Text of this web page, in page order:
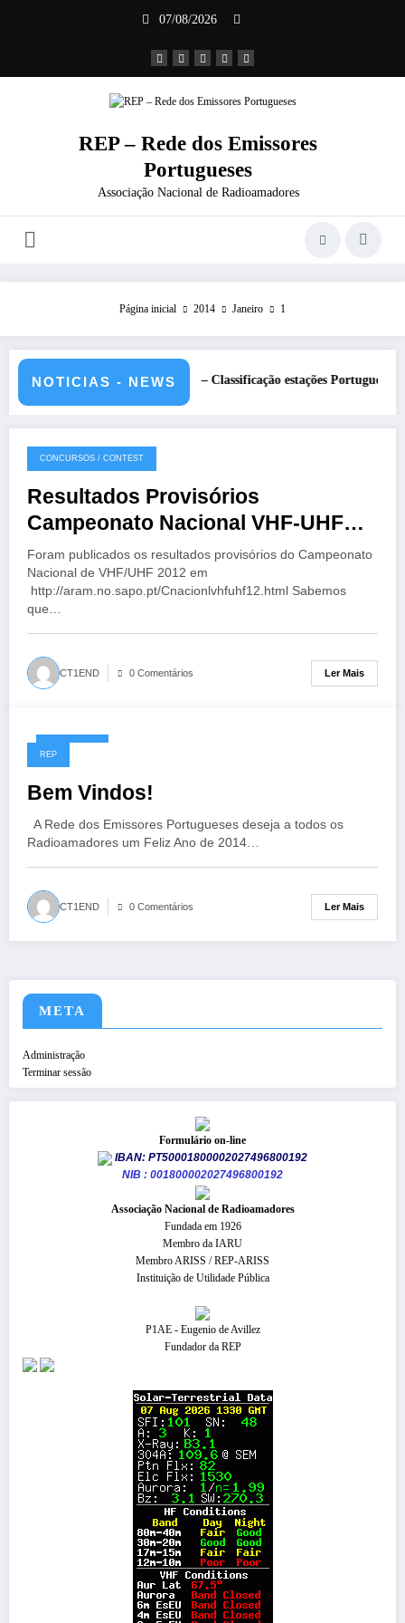
07/08/2026
REP – Rede dos Emissores
Portugueses
Associação Nacional de Radioamadores
Página inicial 2014 Janeiro 1
NOTICIAS - NEWS
– CS5HQ DXCC – Classificação estações Portuguesas-2026
01/01/2014
CONCURSOS / CONTEST
Resultados Provisórios
Campeonato Nacional VHF-UHF
2012
Foram publicados os resultados provisórios do Campeonato
Nacional de VHF/UHF 2012 em
http://aram.no.sapo.pt/Cnacionlvhfuhf12.html Sabemos
que…
CT1END 0 Comentários Ler Mais
01/01/2014
REP
Bem Vindos!
A Rede dos Emissores Portugueses deseja a todos os
Radioamadores um Feliz Ano de 2014…
CT1END 0 Comentários Ler Mais
META
Administração
Terminar sessão
Formulário on-line
IBAN: PT50001800002027496800192
NIB : 001800002027496800192
​Associação Nacional de Radioamadores
Fundada em 1926
Membro da IARU
Membro ARISS / REP-ARISS
Instituição de Utilidade Pública
P1AE - Eugenio de Avillez
Fundador da REP